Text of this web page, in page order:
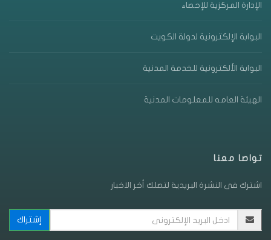
الإدارة المركزية للإحصاء
البوابة الإلكترونية لدولة الكويت
البوابة الألكترونية للخدمة المدنية
الهيئة العامه للمعلومات المدنية
تواصا معنا
اشترك فى النشرة البريدية لتصلك أخر الاخبار